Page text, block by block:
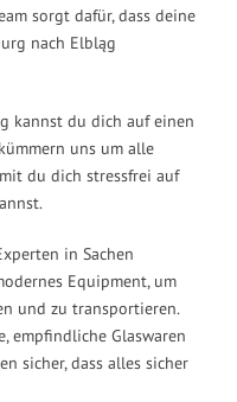
sorgt dafür, dass deine
nach Elbląg
kannst du dich auf einen
uns um alle
du dich stressfrei auf
in Sachen
Equipment, um
und zu transportieren.
empfindliche Glaswaren
sicher, dass alles sicher